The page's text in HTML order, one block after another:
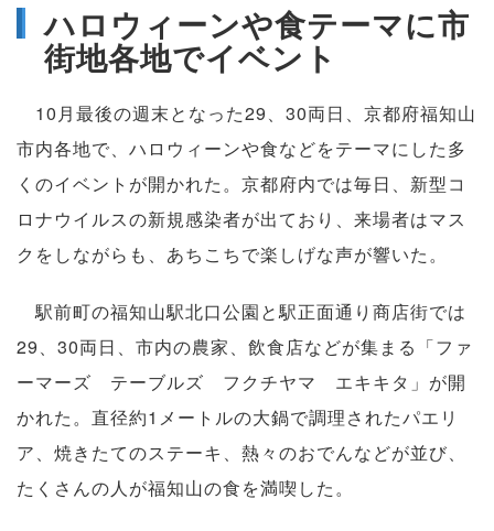
ハロウィーンや食テーマに市
街地各地でイベント
10月最後の週末となった29、30両日、京都府福知山
市内各地で、ハロウィーンや食などをテーマにした多
くのイベントが開かれた。京都府内では毎日、新型コ
ロナウイルスの新規感染者が出ており、来場者はマス
クをしながらも、あちこちで楽しげな声が響いた。
駅前町の福知山駅北口公園と駅正面通り商店街では
29、30両日、市内の農家、飲食店などが集まる「ファ
ーマーズ テーブルズ フクチヤマ エキキタ」が開
かれた。直径約1メートルの大鍋で調理されたパエリ
ア、焼きたてのステーキ、熱々のおでんなどが並び、
たくさんの人が福知山の食を満喫した。